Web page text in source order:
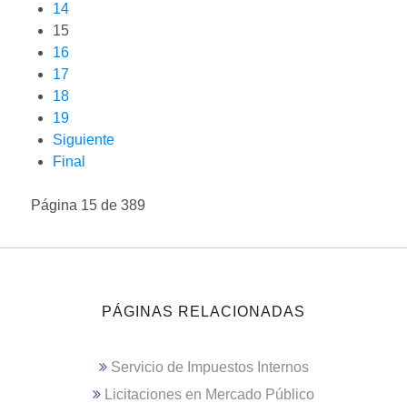
14
15
16
17
18
19
Siguiente
Final
Página 15 de 389
PÁGINAS RELACIONADAS
Servicio de Impuestos Internos
Licitaciones en Mercado Público